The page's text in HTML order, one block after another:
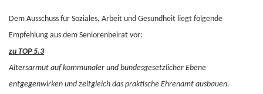
Dem Ausschuss für Soziales, Arbeit und Gesundheit liegt folgende
Empfehlung aus dem Seniorenbeirat vor:
zu TOP 5.3
Altersarmut auf kommunaler und bundesgesetzlicher Ebene
entgegenwirken und zeitgleich das praktische Ehrenamt ausbauen.